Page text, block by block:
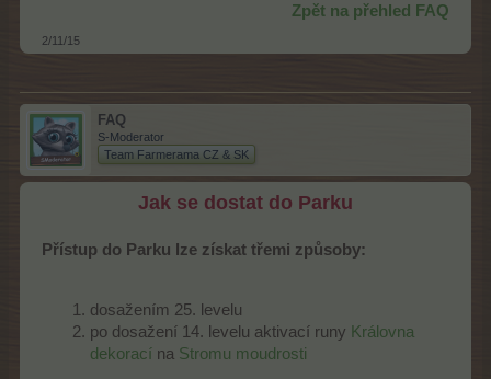
Zpět na přehled FAQ
2/11/15
FAQ
S-Moderator
Team Farmerama CZ & SK
Jak se dostat do Parku
Přístup do Parku lze získat třemi způsoby:
dosažením 25. levelu
po dosažení 14. levelu aktivací runy Královna
dekorací na Stromu moudrosti